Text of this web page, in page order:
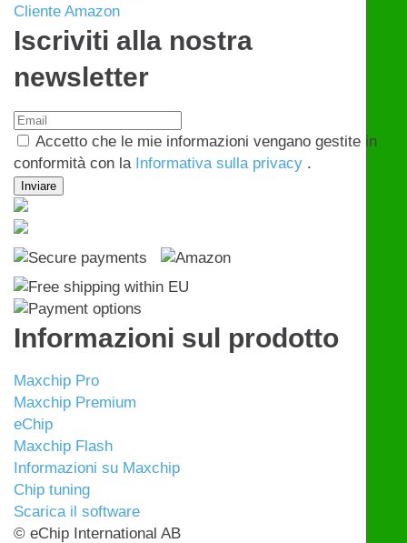
Cliente Amazon
Iscriviti alla nostra
newsletter
Accetto che le mie informazioni vengano gestite in
conformità con la Informativa sulla privacy .
Informazioni sul prodotto
Maxchip Pro
Maxchip Premium
eChip
Maxchip Flash
Informazioni su Maxchip
Chip tuning
Scarica il software
© eChip International AB